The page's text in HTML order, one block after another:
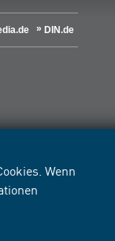
Wenn
DIN.de